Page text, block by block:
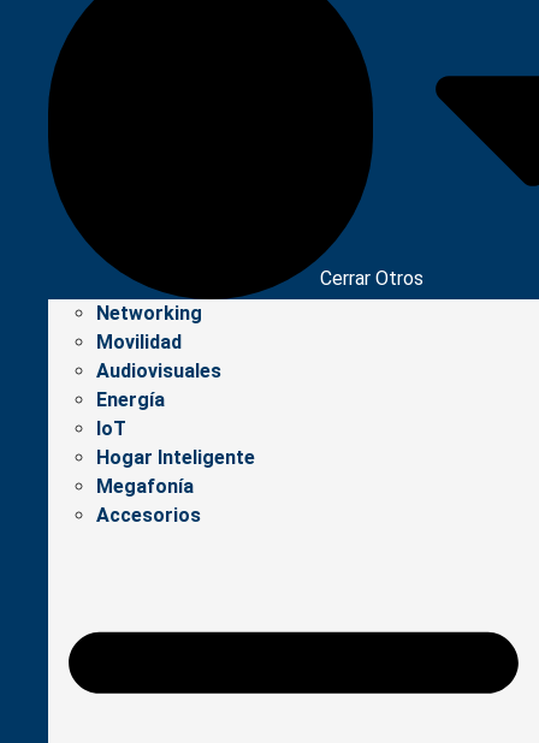
Cerrar Otros
Networking
Movilidad
Audiovisuales
Energía
IoT
Hogar Inteligente
Megafonía
Accesorios